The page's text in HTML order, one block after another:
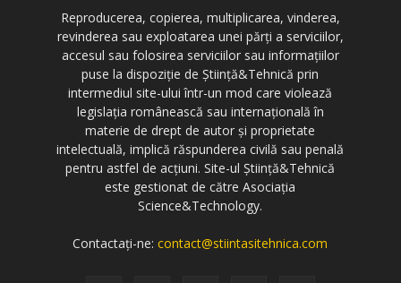
Reproducerea, copierea, multiplicarea, vinderea,
revinderea sau exploatarea unei părți a serviciilor,
accesul sau folosirea serviciilor sau informațiilor
puse la dispoziție de Știință&Tehnică prin
intermediul site-ului într-un mod care violează
legislația românească sau internațională în
materie de drept de autor și proprietate
intelectuală, implică răspunderea civilă sau penală
pentru astfel de acțiuni. Site-ul Știință&Tehnică
este gestionat de către Asociația
Science&Technology.
Contactați-ne:contact@stiintasitehnica.com